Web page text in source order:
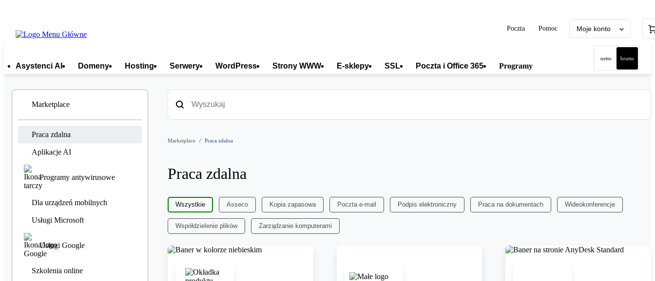
Poczta Pomoc Moje konto
Asystenci AI Domeny Hosting Serwery WordPress Strony WWW E-sklepy SSL Poczta i Office 365 Programy
netto brutto
Marketplace
Praca zdalna
Aplikacje AI
Programy antywirusowe
Dla urządzeń mobilnych
Usługi Microsoft
Usługi Google
Szkolenia online
Marketplace Praca zdalna
Praca zdalna
Wszystkie Asseco Kopia zapasowa Poczta e-mail Podpis elektroniczny Praca na dokumentach Wideokonferencje
Współdzielenie plików Zarządzanie komputerami